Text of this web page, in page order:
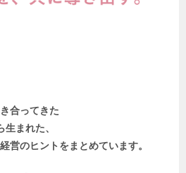
合ってきた
まれた、
営のヒントをまとめています。